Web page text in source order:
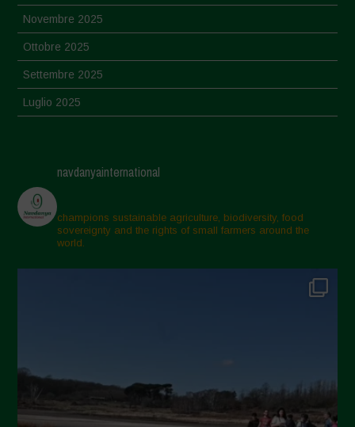
Novembre 2025
Ottobre 2025
Settembre 2025
Luglio 2025
Aprile 2025
Marzo 2025
Febbraio 2025
Gennaio 2025
Settembre 2024
Luglio 2024
navdanyainternational
champions sustainable agriculture, biodiversity, food
sovereignty and the rights of small farmers around the
world.